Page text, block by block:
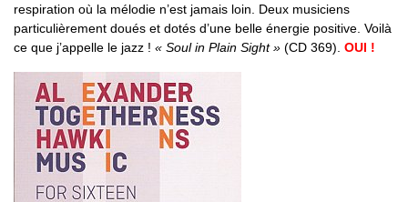
respiration où la mélodie n’est jamais loin. Deux musiciens
particulièrement doués et dotés d’une belle énergie positive. Voilà
ce que j’appelle le jazz ! « Soul in Plain Sight » (CD 369). OUI !